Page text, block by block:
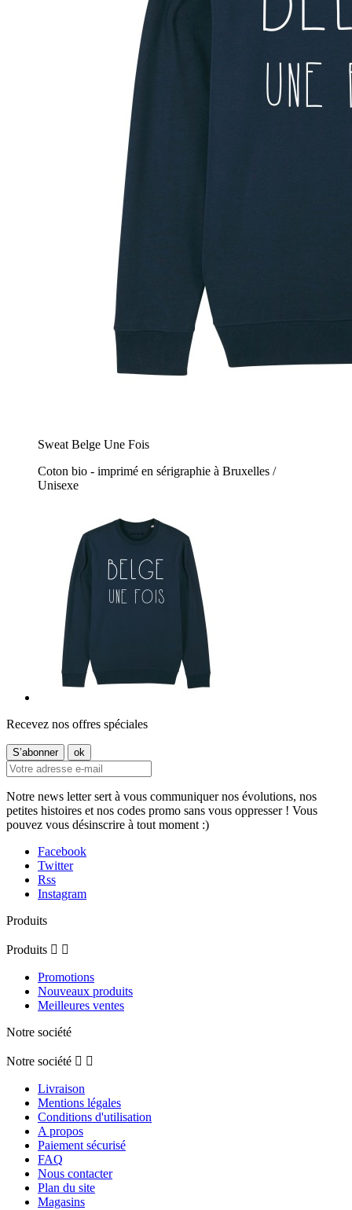
Sweat Belge Une Fois
Coton bio - imprimé en sérigraphie à Bruxelles /
Unisexe
Recevez nos offres spéciales
Notre news letter sert à vous communiquer nos évolutions, nos
petites histoires et nos codes promo sans vous oppresser ! Vous
pouvez vous désinscrire à tout moment :)
Facebook
Twitter
Rss
Instagram
Produits
Produits  
Promotions
Nouveaux produits
Meilleures ventes
Notre société
Notre société  
Livraison
Mentions légales
Conditions d'utilisation
A propos
Paiement sécurisé
FAQ
Nous contacter
Plan du site
Magasins